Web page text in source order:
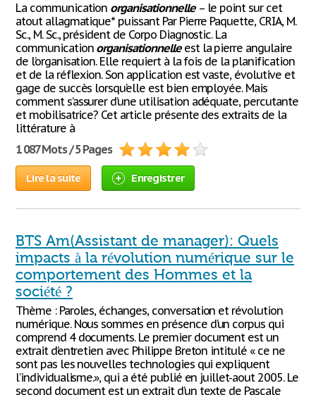
La communication organisationnelle– le point sur cet
atout allagmatique* puissant Par Pierre Paquette, CRIA, M.
Sc., M. Sc., président de Corpo Diagnostic. La
communication organisationnelleest la pierre angulaire
de l’organisation. Elle requiert à la fois de la planification
et de la réflexion. Son application est vaste, évolutive et
gage de succès lorsqu’elle est bien employée. Mais
comment s’assurer d’une utilisation adéquate, percutante
et mobilisatrice? Cet article présente des extraits de la
littérature à
1 087 Mots / 5 Pages
Lire la suite Enregistrer
BTS Am(Assistant de manager): Quels
impacts à la révolution numérique sur le
comportement des Hommes et la
société ?
Thème : Paroles, échanges, conversation et révolution
numérique. Nous sommes en présence d’un corpus qui
comprend 4 documents. Le premier document est un
extrait d’entretien avec Philippe Breton intitulé « ce ne
sont pas les nouvelles technologies qui expliquent
l’individualisme.», qui a été publié en juillet-aout 2005. Le
second document est un extrait d’un texte de Pascale